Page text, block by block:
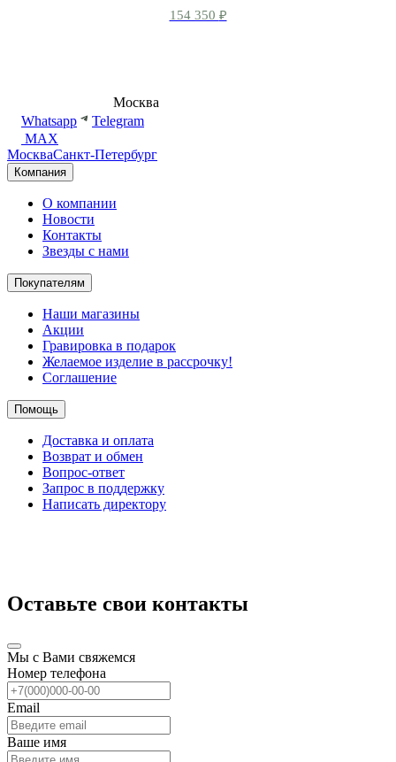
154 350 ₽
Москва
Whatsapp
Telegram
MAX
МоскваСанкт-Петербург
Компания
О компании
Новости
Контакты
Звезды с нами
Покупателям
Наши магазины
Акции
Гравировка в подарок
Желаемое изделие в рассрочку!
Соглашение
Помощь
Доставка и оплата
Возврат и обмен
Вопрос-ответ
Запрос в поддержку
Написать директору
Оставьте свои контакты
Мы с Вами свяжемся
Номер телефона
Email
Ваше имя